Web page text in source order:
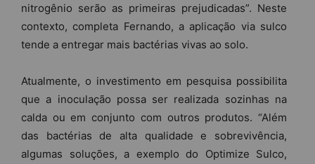
nitrogênio serão as primeiras prejudicadas”. Neste
contexto, completa Fernando, a aplicação via sulco
tende a entregar mais bactérias vivas ao solo.
Atualmente, o investimento em pesquisa possibilita
que a inoculação possa ser realizada sozinhas na
calda ou em conjunto com outros produtos. “Além
das bactérias de alta qualidade e sobrevivência,
algumas soluções, a exemplo do Optimize Sulco,